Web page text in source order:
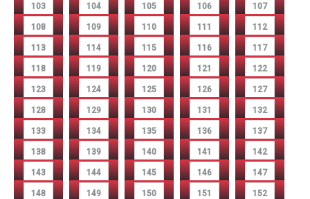
103 104 105 106 107
108 109 110 111 112
113 114 115 116 117
118 119 120 121 122
123 124 125 126 127
128 129 130 131 132
133 134 135 136 137
138 139 140 141 142
143 144 145 146 147
148 149 150 151 152